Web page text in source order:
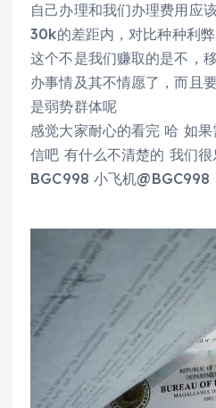
自己办理和我们办理费用应
30k的差距内，对比种种利
这个不是我们赚取的是不，
办事情及其不情愿了，而且
是弱势群体呢
感觉大家耐心的看完 哈 如
信吧 有什么不清楚的 我们
BGC998 小飞机@BGC998